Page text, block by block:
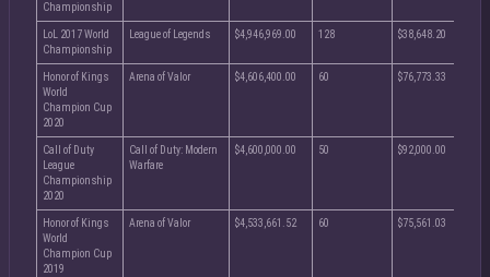
Championship
LoL 2017 World
Championship
League of Legends $4,946,969.00 128 $38,648.20
Honor of Kings
World
Champion Cup
2020
Arena of Valor $4,606,400.00 60 $76,773.33
Call of Duty
League
Championship
2020
Call of Duty: Modern
Warfare
$4,600,000.00 50 $92,000.00
Honor of Kings
World
Champion Cup
2019
Arena of Valor $4,533,661.52 60 $75,561.03